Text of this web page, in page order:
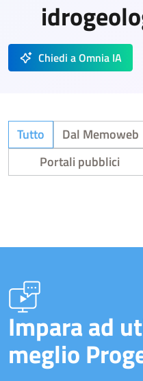
Chiedi a Omnia IA
Tutto Dal Memoweb
Portali pubblici
Impara ad
meglio